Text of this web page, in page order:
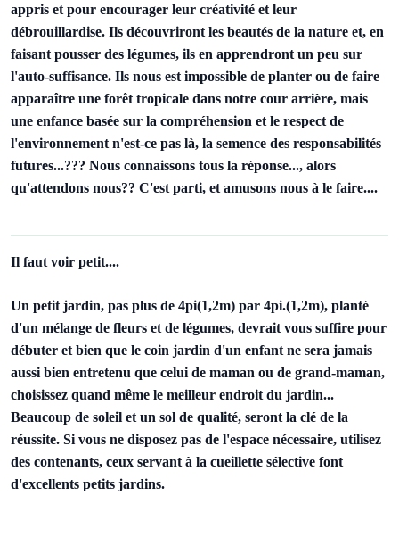
appris et pour encourager leur créativité et leur
débrouillardise. Ils découvriront les beautés de la nature et, en
faisant pousser des légumes, ils en apprendront un peu sur
l'auto-suffisance. Ils nous est impossible de planter ou de faire
apparaître une forêt tropicale dans notre cour arrière, mais
une enfance basée sur la compréhension et le respect de
l'environnement n'est-ce pas là, la semence des responsabilités
futures...??? Nous connaissons tous la réponse..., alors
qu'attendons nous?? C'est parti, et amusons nous à le faire....
Il faut voir petit....
Un petit jardin, pas plus de 4pi(1,2m) par 4pi.(1,2m), planté
d'un mélange de fleurs et de légumes, devrait vous suffire pour
débuter et bien que le coin jardin d'un enfant ne sera jamais
aussi bien entretenu que celui de maman ou de grand-maman,
choisissez quand même le meilleur endroit du jardin...
Beaucoup de soleil et un sol de qualité, seront la clé de la
réussite. Si vous ne disposez pas de l'espace nécessaire, utilisez
des contenants, ceux servant à la cueillette sélective font
d'excellents petits jardins.